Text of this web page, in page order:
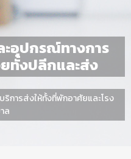
ะอุปกรณ์ทางการ
ทั้งปลีกและส่ง
การส่งให้ทั้งที่พักอาศัยและโรง
ล